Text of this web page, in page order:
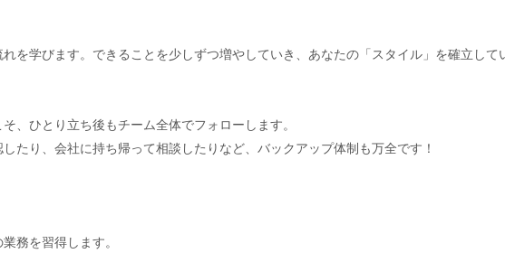
を学びます。できることを少しずつ増やしていき、あなたの「スタイル」を確立して
、ひとり立ち後もチーム全体でフォローします。
たり、会社に持ち帰って相談したりなど、バックアップ体制も万全です！
務を習得します。